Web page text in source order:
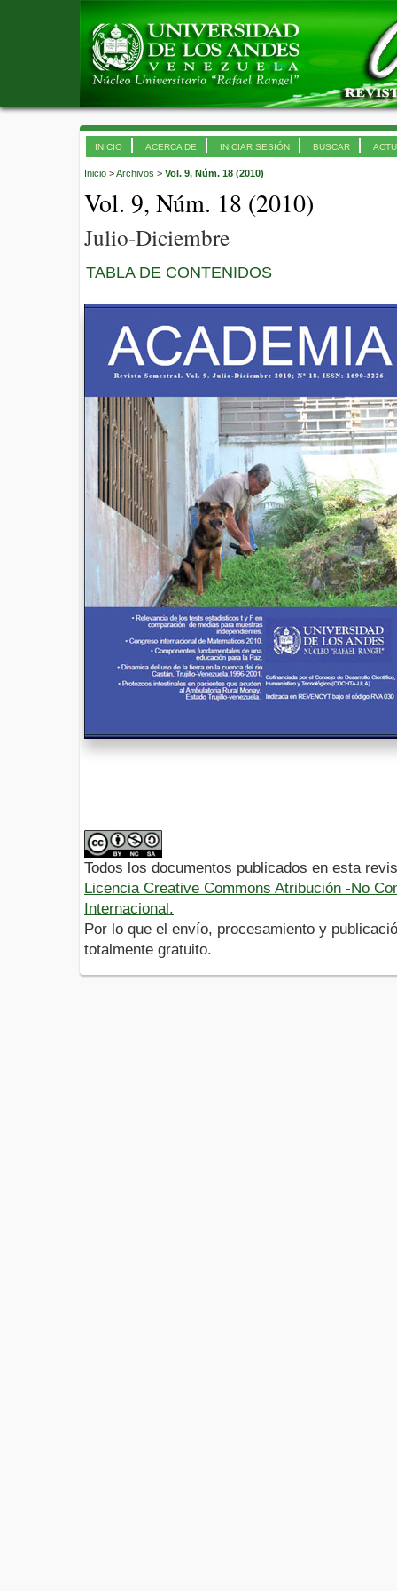
INICIO ACERCA DE INICIAR SESIÓN BUSCAR
Inicio >Archivos > Vol. 9, Núm. 18 (2010)
Vol. 9, Núm. 18 (2010)
Julio-Diciembre
TABLA DE CONTENIDOS
Todos los documentos publicados en esta
Licencia Creative Commons Atribución -No
Internacional.
Por lo que el envío, procesamiento y
totalmente gratuito.